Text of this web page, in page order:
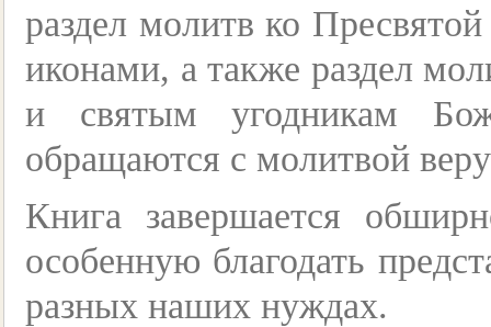
раздел молитв ко
иконами, а также раздел
и святым угодникам
обращаются с молитвой
Книга завершается
особенную благодать
разных наших нуждах.